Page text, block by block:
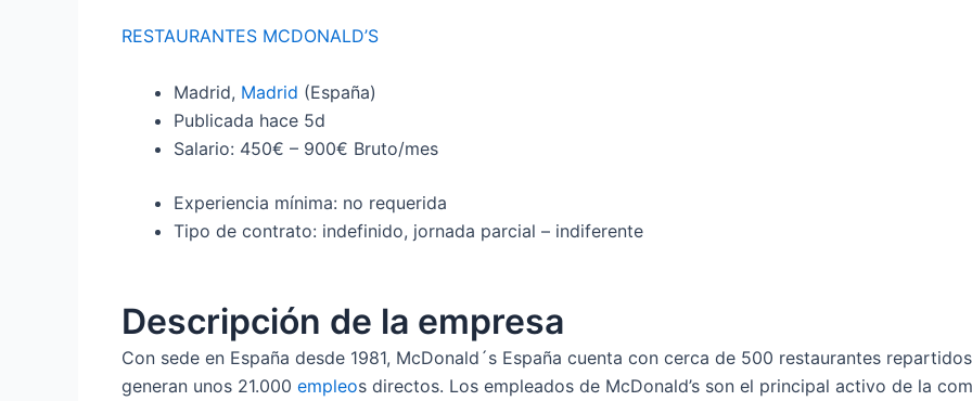
RESTAURANTES MCDONALD’S
Madrid, Madrid (España)
Publicada hace 5d
Salario: 450€ – 900€ Bruto/mes
Experiencia mínima: no requerida
Tipo de contrato: indefinido, jornada parcial – indiferente
Descripción de la empresa
Con sede en España desde 1981, McDonald´s España cuenta con cerca de 500 restaurantes
generan unos 21.000 empleos directos. Los empleados de McDonald’s son el principal activo de la